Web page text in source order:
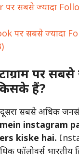
सबसे ज्यादा
पर सबसे ज्यादा
पर सबसे
हैं?
दूसरा सबसे अधिक
instagram
kiske hai.
फॉलोवर्स भारतीय